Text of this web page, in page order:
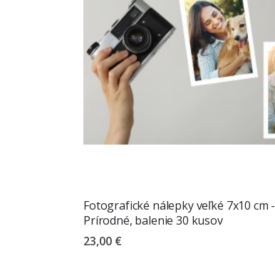
Fotografické nálepky veľké 7x10 cm -
Prírodné, balenie 30 kusov
23,00 €